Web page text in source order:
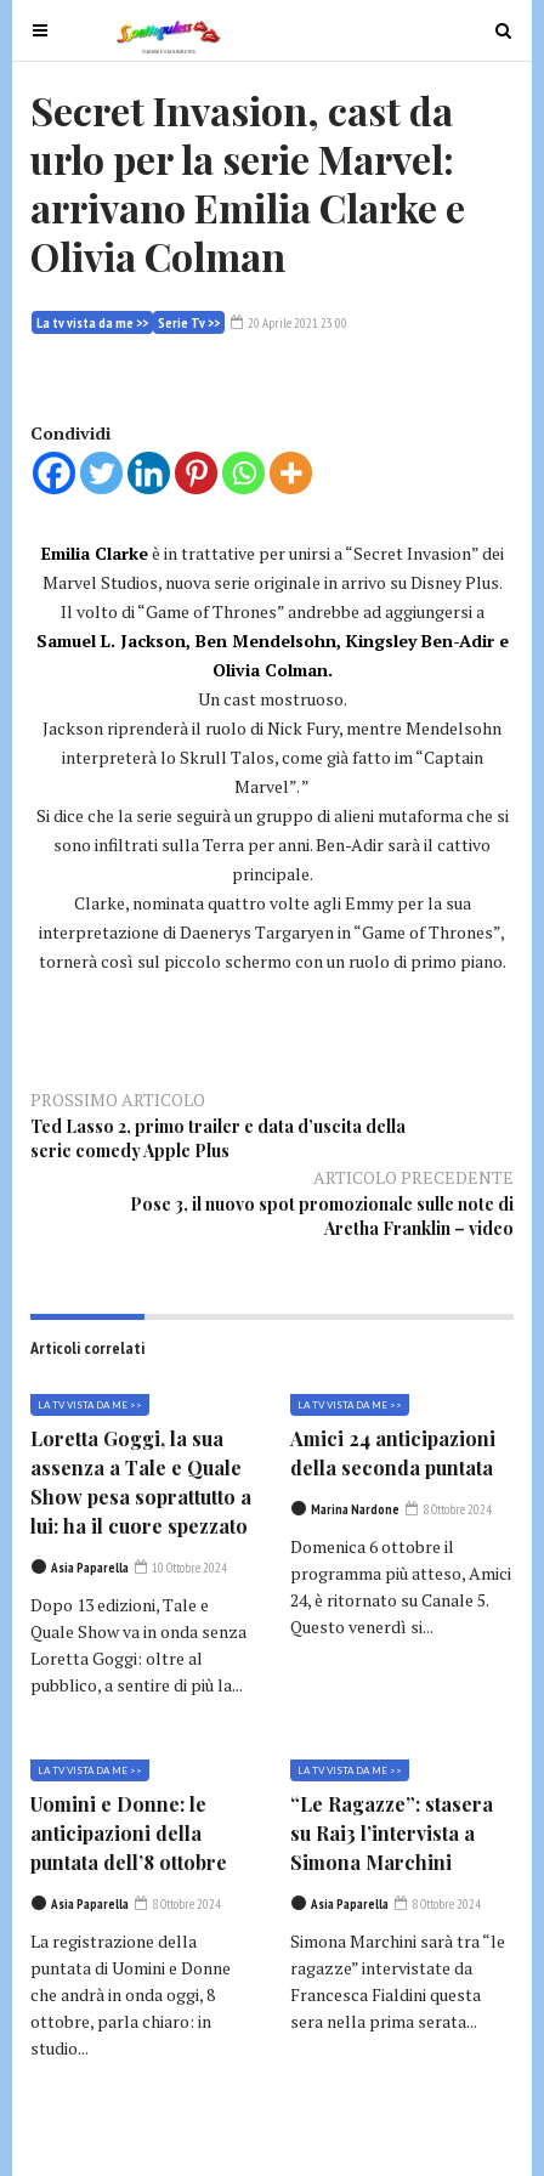
T
o
g
e
n
v
g
o
n
T
o
Secret Invasion, cast da
urlo per la serie Marvel:
arrivano Emilia Clarke e
Olivia Colman
La tv vista da me >> Serie Tv >> 20 Aprile 2021 23:00
Condividi
Emilia Clarkeè in trattative per unirsi a “Secret Invasion” dei
Marvel Studios, nuova serie originale in arrivo su Disney Plus.
Il volto di “Game of Thrones” andrebbe ad aggiungersi a
Samuel L. Jackson, Ben Mendelsohn, Kingsley Ben-Adir e
Olivia Colman.
Un cast mostruoso.
Jackson riprenderà il ruolo di Nick Fury, mentre Mendelsohn
interpreterà lo Skrull Talos, come già fatto im “Captain
Marvel”. ”
Si dice che la serie seguirà un gruppo di alieni mutaforma che si
sono infiltrati sulla Terra per anni. Ben-Adir sarà il cattivo
principale.
Clarke, nominata quattro volte agli Emmy per la sua
interpretazione di Daenerys Targaryen in “Game of Thrones”,
tornerà così sul piccolo schermo con un ruolo di primo piano.
PROSSIMO ARTICOLO
Ted Lasso 2, primo trailer e data d’uscita della
serie comedy Apple Plus
ARTICOLO PRECEDENTE
Pose 3, il nuovo spot promozionale sulle note di
Aretha Franklin – video
Articoli correlati
LA TV VISTA DA ME >>
Loretta Goggi, la sua
assenza a Tale e Quale
Show pesa soprattutto a
lui: ha il cuore spezzato
Asia Paparella 10 Ottobre 2024
Dopo 13 edizioni, Tale e
Quale Show va in onda senza
Loretta Goggi: oltre al
pubblico, a sentire di più la...
LA TV VISTA DA ME >>
Amici 24 anticipazioni
della seconda puntata
Marina Nardone 8 Ottobre 2024
Domenica 6 ottobre il
programma più atteso, Amici
24, è ritornato su Canale 5.
Questo venerdì si...
LA TV VISTA DA ME >>
Uomini e Donne: le
anticipazioni della
puntata dell’8 ottobre
Asia Paparella 8 Ottobre 2024
La registrazione della
puntata di Uomini e Donne
che andrà in onda oggi, 8
ottobre, parla chiaro: in
studio...
LA TV VISTA DA ME >>
“Le Ragazze”: stasera
su Rai3 l’intervista a
Simona Marchini
Asia Paparella 8 Ottobre 2024
Simona Marchini sarà tra “le
ragazze” intervistate da
Francesca Fialdini questa
sera nella prima serata...